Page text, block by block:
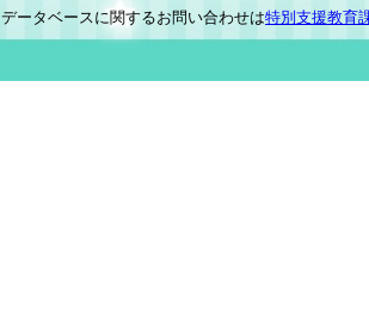
データベースに関するお問い合わせは特別支援教育